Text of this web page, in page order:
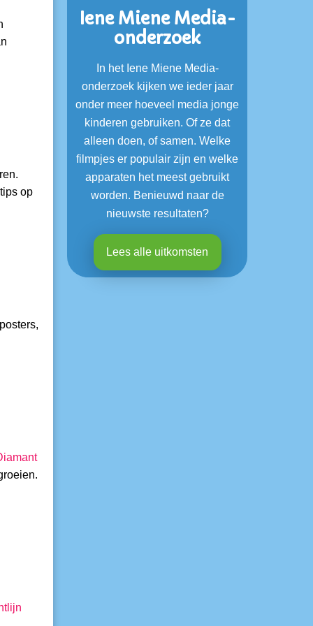
op
Iene Miene Media-
onderzoek
In het Iene Miene Media-
onderzoek kijken we ieder jaar
onder meer hoeveel media jonge
kinderen gebruiken. Of ze dat
alleen doen, of samen. Welke
filmpjes er populair zijn en welke
apparaten het meest gebruikt
worden. Benieuwd naar de
nieuwste resultaten?
Lees alle uitkomsten